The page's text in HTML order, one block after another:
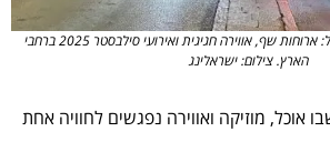
חוגגים את סוף השנה בסטייל: ארוחות שף, אווירה חגיגית ואירועי סילבסטר 2025 ברחבי
הארץ. צילום: ישראלינג
אוכל, מוזיקה ואווירה נפגשים לחוויה אחת